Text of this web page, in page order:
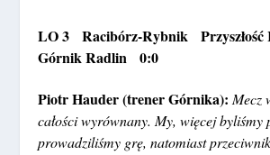
LO 3 Racibórz-Rybnik Przyszłość
Górnik Radlin 0:0
Piotr Hauder (trener Górnika):Mecz
całości wyrównany. My, więcej byliśmy
prowadziliśmy grę, natomiast